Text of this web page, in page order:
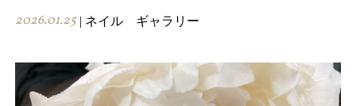
2026.01.25| ネイル ギャラリー